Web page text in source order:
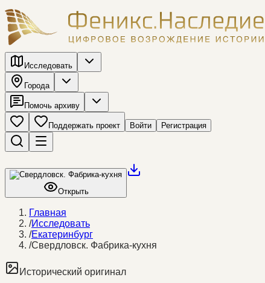
Исследовать
Города
Помочь архиву
Поддержать проект Войти Регистрация
Открыть
Главная
/Исследовать
/Екатеринбург
/Свердловск. Фабрика-кухня
Исторический оригинал